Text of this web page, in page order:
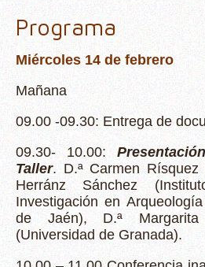
Programa
Miércoles 14 de febrero
Mañana
09.00 -09.30: Entrega de
09.30- 10.00:
Taller. D.ª Carmen
Herránz Sánchez
Investigación en
de Jaén), D.ª Margarita
(Universidad de Granada).